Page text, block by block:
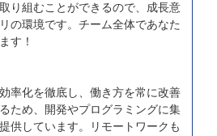
り組むことができるので、成長意
の環境です。チーム全体であなた
す！
率化を徹底し、働き方を常に改善
ため、開発やプログラミングに集
供しています。リモートワークも